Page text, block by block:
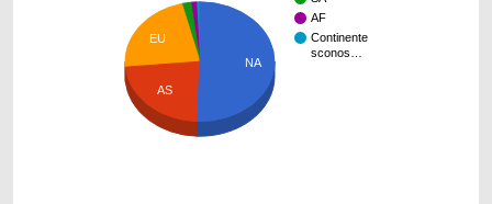
AF
Continente
sconos…
EU
AS
NA